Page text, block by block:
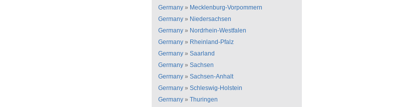
Germany » Mecklenburg-Vorpommern
Germany » Niedersachsen
Germany » Nordrhein-Westfalen
Germany » Rheinland-Pfalz
Germany » Saarland
Germany » Sachsen
Germany » Sachsen-Anhalt
Germany » Schleswig-Holstein
Germany » Thuringen